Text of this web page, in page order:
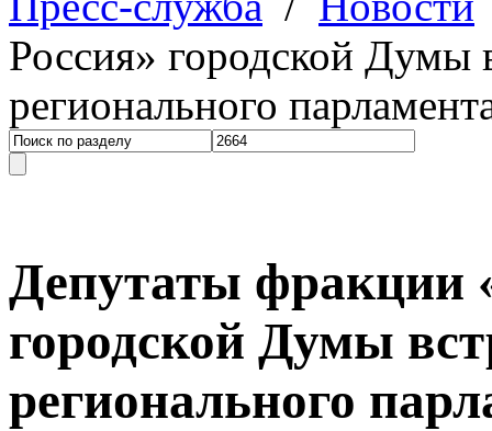
Россия» городской Думы
регионального
Депутаты фракции
городской Думы
регионального